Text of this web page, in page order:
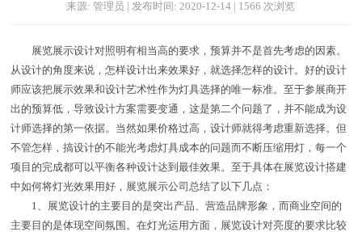
来源: 管理员 | 发布时间: 2020-12-14 | 1566 次浏览
展览展示设计对照明有相当高的要求，预算并不是首先考虑的因素。
从设计的角度来说，怎样设计出来效果好，就选择怎样的设计。好的设计
师应该把展示效果和设计艺术性作为灯具选择的唯一标准。至于参展商开
出的预算低，导致设计方案需要变通，这是第二个问题了，并不能成为设
计师选择的第一依据。当然如果价格过高，设计师就得考虑重新选择。但
不管怎样，搞设计的不能光考虑灯具成本的问题而不断压缩用灯，每一个
项目的完成都可以平衡各种设计达到最佳效果。至于具体在展览设计搭建
中如何将灯光效果用好，展览展示公司总结了以下几点：
1、展览设计的主要目的是突出产品、营造品牌形象，而商业空间的
主要目的是体现空间氛围。在灯光运用方面，展览设计对亮度的要求比较